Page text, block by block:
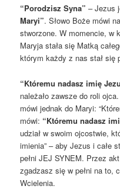
“Porodzisz Syna” – Jezus
Maryi”. Słowo Boże mówi
stworzone. W momencie, w
Maryja stała się Matką
którym każdy z nas stał się
“Któremu nadasz imię
należało zawsze do roli
mówi jednak do Maryi:
mówi: “Któremu nadasz
udział w swoim ojcostwie,
imienia” – aby Jezus i całe
pełni JEJ SYNEM. Przez
zgadzasz się w pełni na to,
Wcielenia.